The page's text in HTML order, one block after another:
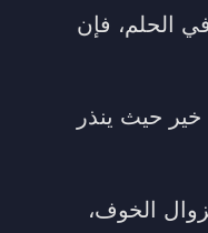
الحلم، فإن
خير حيث ينذر
الخوف،